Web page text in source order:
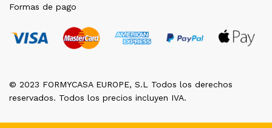
© 2023 FORMYCASA EUROPE, S.L Todos los derechos
reservados. Todos los precios incluyen IVA.
Formas de pago